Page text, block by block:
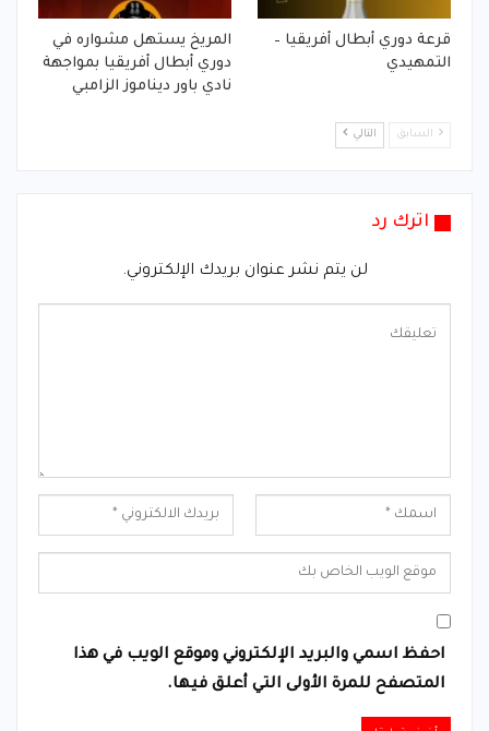
قرعة دوري أبطال أفريقيا –
التمهيدي
المريخ يستهل مشواره في
دوري أبطال أفريقيا بمواجهة
نادي باور ديناموز الزامبي
السابق التالي
اترك رد
لن يتم نشر عنوان بريدك الإلكتروني.
احفظ اسمي والبريد الإلكتروني وموقع الويب في هذا
المتصفح للمرة الأولى التي أعلق فيها.